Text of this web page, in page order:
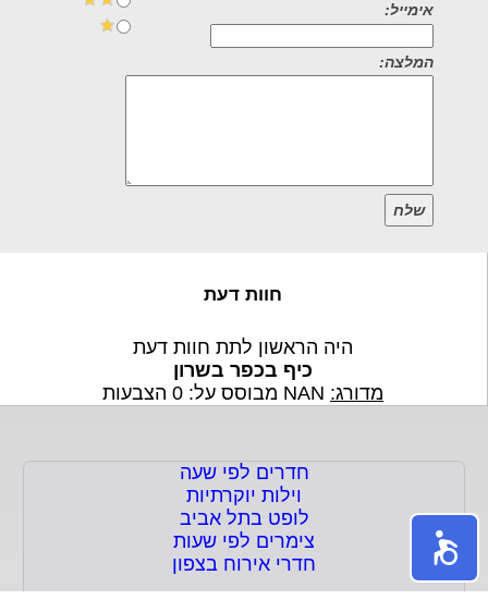
אימייל:
המלצה:
שלח
חוות דעת
היה הראשון לתת חוות דעת
כיף בכפר בשרון
מדורג: NAN מבוסס על: 0 הצבעות
חדרים לפי שעה
וילות יוקרתיות
לופט בתל אביב
צימרים לפי שעות
חדרי אירוח בצפון